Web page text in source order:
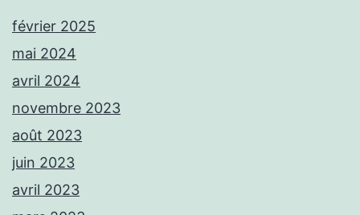
février 2025
mai 2024
avril 2024
novembre 2023
août 2023
juin 2023
avril 2023